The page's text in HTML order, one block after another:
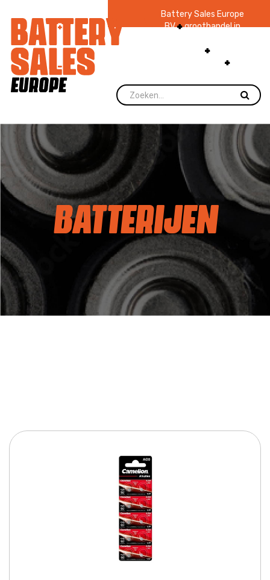
Battery Sales Europe
BV groothandel in
zaklampen Ruim 48
jaar ervaring
voorraad.
BATTERIJEN